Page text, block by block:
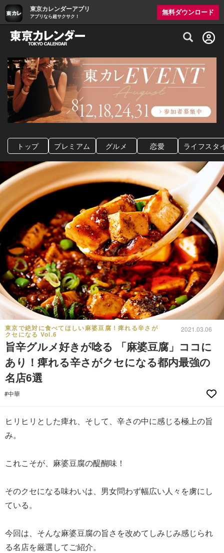
東京カレンダーアプリ
アプリなら超サクサク！
無料ダウンロード
グルメ情報・プレミアムレストラン予約
トップ プレミアム グルメ 恋愛 ライフスタ
東京で絶対に食べてほしい麻婆豆腐！痺れる辛さが
クセになる Vol.6
2021.03.06
旨辛グルメ好きが唸る 「麻婆豆腐」ココに
あり！痺れる辛さがクセになる都内最強の
名店6選
#中華
ヒリヒリとした痺れ、そして、辛さの中に感じる極上の旨
み。
これこそが、麻婆豆腐の醍醐味！
そのクセになる味わいは、男女問わず幅広い人々を虜にし
ている。
今回は、そんな麻婆豆腐の旨さを改めてしみじみ感じられ
る名店を厳選してご紹介。